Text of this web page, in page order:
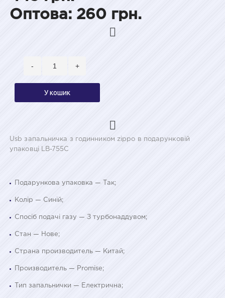
Оптова: 260 грн.
- +
У кошик
Usb запальничка з годинником zippo в подарунковій
упаковці LB-755C
Подарункова упаковка — Так;
Колір — Синій;
Спосіб подачі газу — З турбонаддувом;
Стан — Нове;
Страна производитель — Китай;
Производитель — Promise;
Тип запальнички — Електрична;